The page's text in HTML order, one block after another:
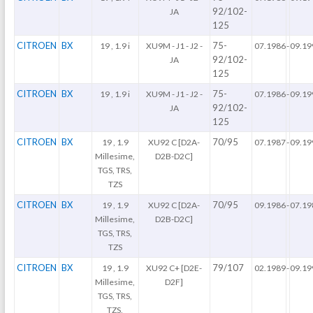
JA
92/102-
125
CITROEN BX 19 , 1.9 i
XU9M - J1 - J2 -
JA
75-
92/102-
125
07.1986-
CITROEN BX 19 , 1.9 i
XU9M - J1 - J2 -
JA
75-
92/102-
125
07.1986-
CITROEN BX
19 , 1.9
Millesime,
TGS, TRS,
TZS
XU92 C [D2A-
D2B-D2C]
70/95 07.1987-
CITROEN BX
19 , 1.9
Millesime,
TGS, TRS,
TZS
XU92 C [D2A-
D2B-D2C]
70/95 09.1986-
CITROEN BX
19 , 1.9
Millesime,
TGS, TRS,
TZS,
XU92 C+ [D2E-
D2F]
79/107 02.1989-